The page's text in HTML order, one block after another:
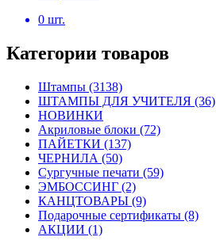
0 шт.
Категории товаров
Штампы (3138)
ШТАМПЫ ДЛЯ УЧИТЕЛЯ (36)
НОВИНКИ
Акриловые блоки (72)
ПАЙЕТКИ (137)
ЧЕРНИЛА (50)
Сургучные печати (59)
ЭМБОССИНГ (2)
КАНЦТОВАРЫ (9)
Подарочные сертификаты (8)
АКЦИИ (1)